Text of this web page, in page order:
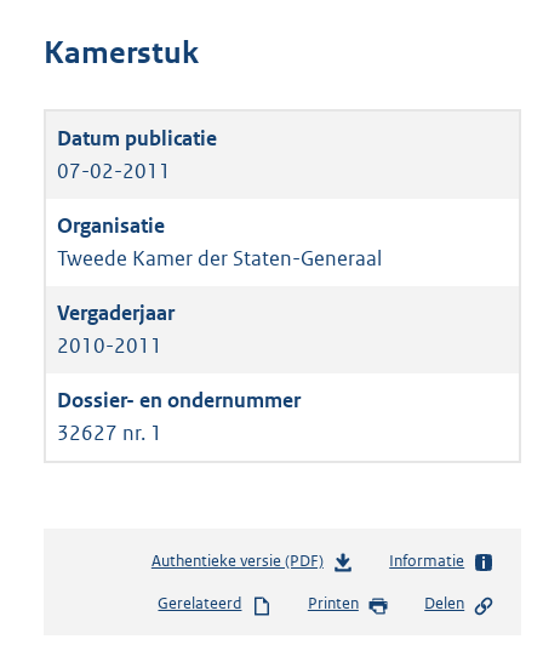
Kamerstuk
07-02-2011
Tweede Kamer der Staten-Generaal
2010-2011
32627 nr. 1
Authentieke versie (PDF)b
s
Informatie
Gerelateerd Printen Delen